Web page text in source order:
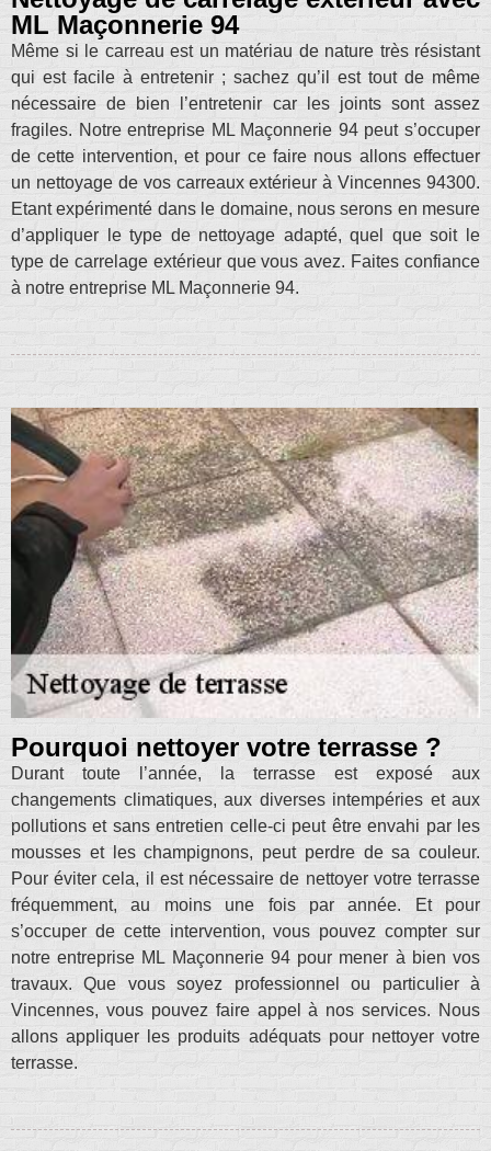
ML Maçonnerie 94
Même si le carreau est un matériau de nature très résistant
qui est facile à entretenir ; sachez qu’il est tout de même
nécessaire de bien l’entretenir car les joints sont assez
fragiles. Notre entreprise ML Maçonnerie 94 peut s’occuper
de cette intervention, et pour ce faire nous allons effectuer
un nettoyage de vos carreaux extérieur à Vincennes 94300.
Etant expérimenté dans le domaine, nous serons en mesure
d’appliquer le type de nettoyage adapté, quel que soit le
type de carrelage extérieur que vous avez. Faites confiance
à notre entreprise ML Maçonnerie 94.
Pourquoi nettoyer votre terrasse ?
Durant toute l’année, la terrasse est exposé aux
changements climatiques, aux diverses intempéries et aux
pollutions et sans entretien celle-ci peut être envahi par les
mousses et les champignons, peut perdre de sa couleur.
Pour éviter cela, il est nécessaire de nettoyer votre terrasse
fréquemment, au moins une fois par année. Et pour
s’occuper de cette intervention, vous pouvez compter sur
notre entreprise ML Maçonnerie 94 pour mener à bien vos
travaux. Que vous soyez professionnel ou particulier à
Vincennes, vous pouvez faire appel à nos services. Nous
allons appliquer les produits adéquats pour nettoyer votre
terrasse.